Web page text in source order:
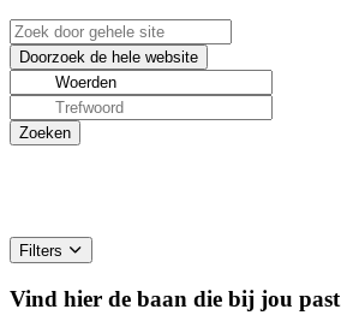
Filters
Vind hier de baan die bij jou past